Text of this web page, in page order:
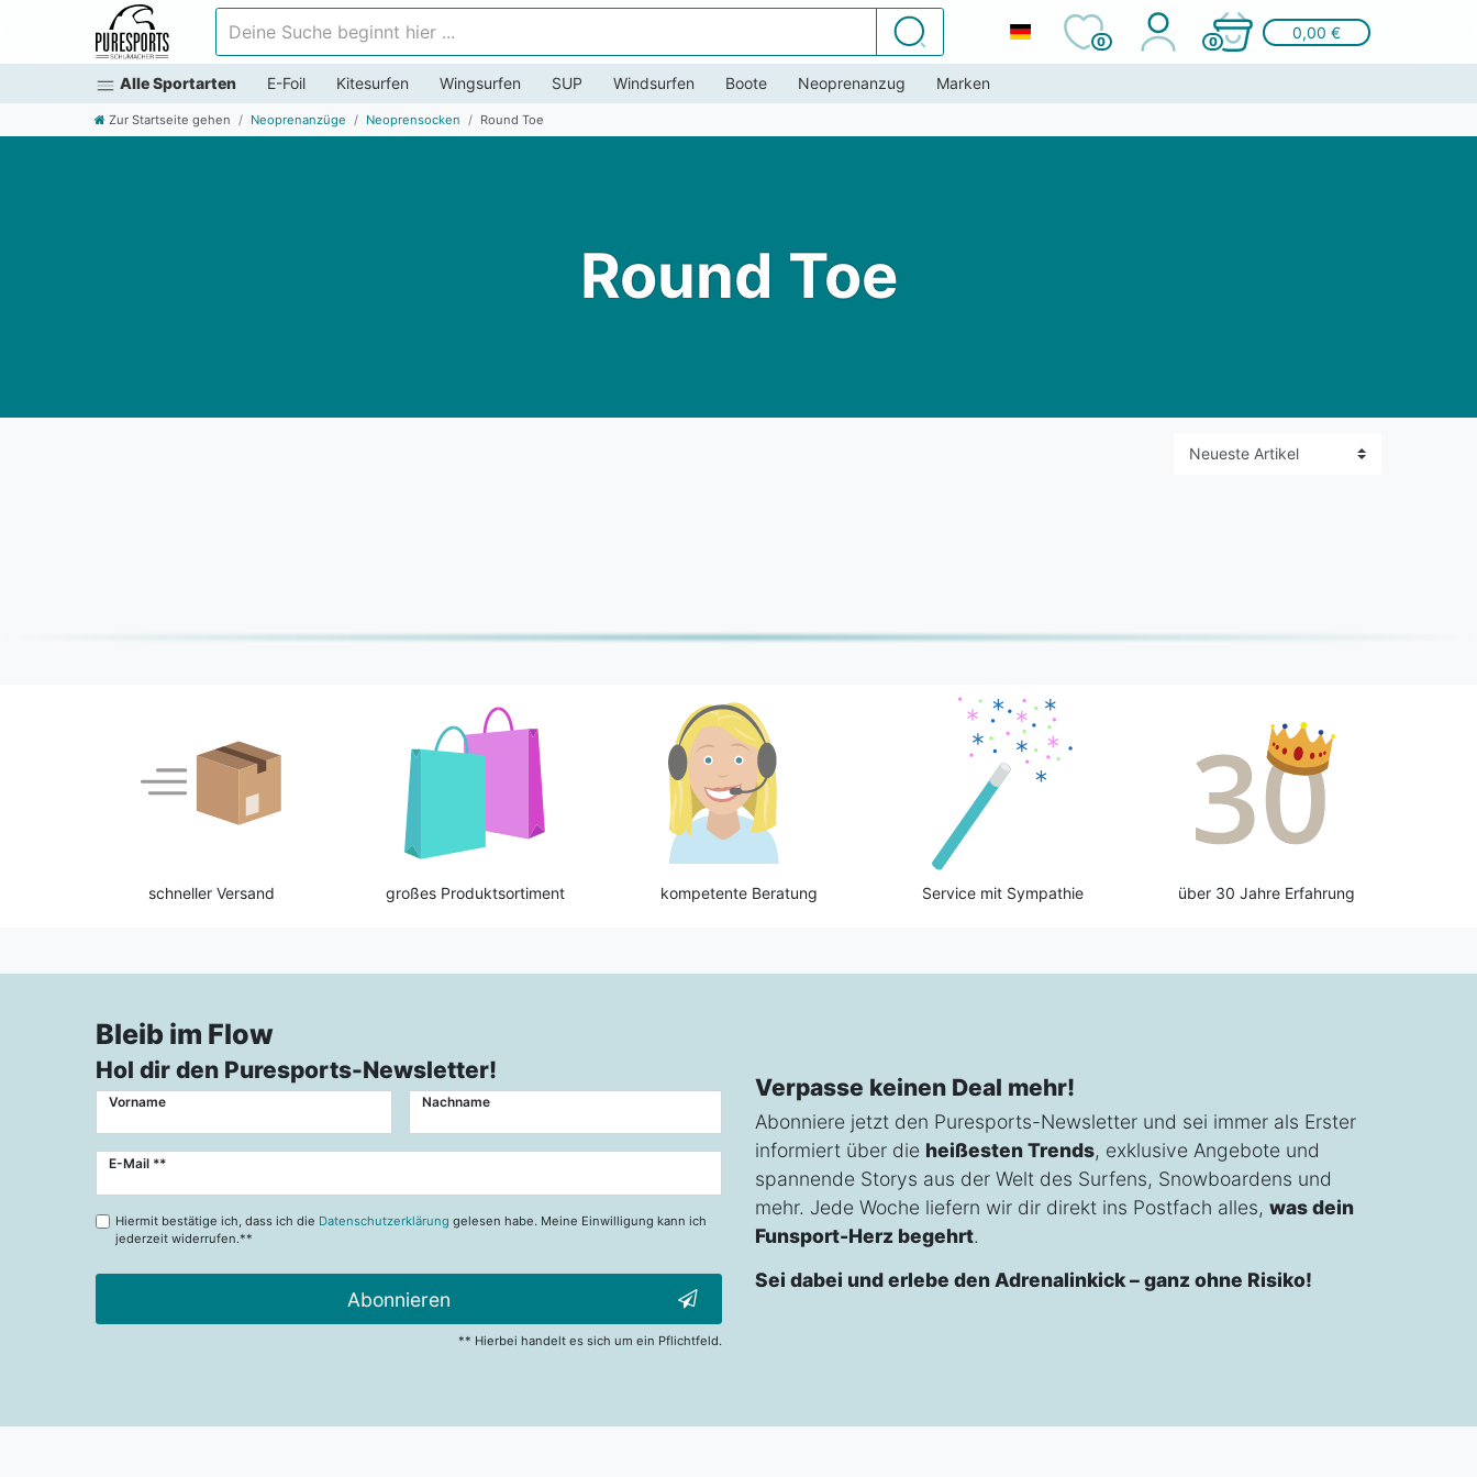
Suchen
0 0
0,00 €
Alle Sportarten E-Foil Kitesurfen Wingsurfen SUP Windsurfen Boote Neoprenanzug Marken
Zur Startseite gehen Neoprenanzüge Neoprensocken Round Toe
Round Toe
schneller Versand großes Produktsortiment kompetente Beratung Service mit Sympathie über 30 Jahre Erfahrung
Bleib im Flow
Hol dir den Puresports-Newsletter!
Vorname Nachname
E-Mail **
Newsletter
Hiermit bestätige ich, dass ich die Datenschutzerklärung gelesen habe. Meine Einwilligung kann ich
jederzeit widerrufen.**
Abonnieren
** Hierbei handelt es sich um ein Pflichtfeld.
Verpasse keinen Deal mehr!
Abonniere jetzt den Puresports-Newsletter und sei immer als Erster
informiert über die heißesten Trends, exklusive Angebote und
spannende Storys aus der Welt des Surfens, Snowboardens und
mehr. Jede Woche liefern wir dir direkt ins Postfach alles, was dein
Funsport-Herz begehrt.
Sei dabei und erlebe den Adrenalinkick – ganz ohne Risiko!